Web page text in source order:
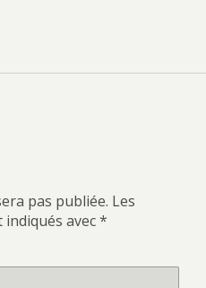
pas publiée. Les
avec*